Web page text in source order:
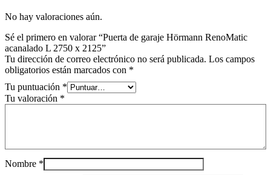
No hay valoraciones aún.
Sé el primero en valorar “Puerta de garaje Hörmann RenoMatic
acanalado L 2750 x 2125”
Tu dirección de correo electrónico no será publicada. Los campos
obligatorios están marcados con *
Tu puntuación *
Tu valoración *
Nombre *